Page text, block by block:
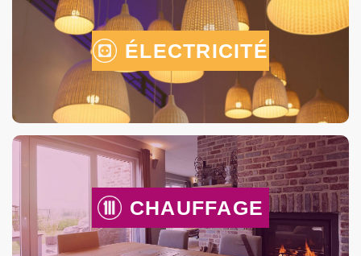
ÉLECTRICITÉ
CHAUFFAGE